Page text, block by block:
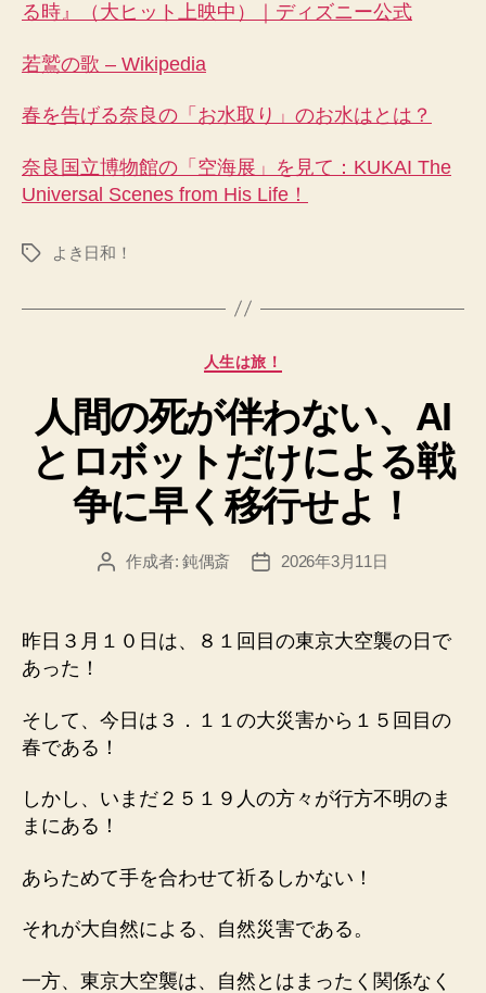
る時』（大ヒット上映中）｜ディズニー公式
若鷲の歌 – Wikipedia
春を告げる奈良の「お水取り」のお水はとは？
奈良国立博物館の「空海展」を見て：KUKAI The
Universal Scenes from His Life！
タ
よき日和！
カ
ゴ
リ
ー
人生は旅！
人間の死が伴わない、AI
とロボットだけによる戦
争に早く移行せよ！
投
作成者: 鈍偶斎
投
2026年3月11日
昨日３月１０日は、８１回目の東京大空襲の日で
あった！
そして、今日は３．１１の大災害から１５回目の
春である！
しかし、いまだ２５１９人の方々が行方不明のま
まにある！
あらためて手を合わせて祈るしかない！
それが大自然による、自然災害である。
一方、東京大空襲は、自然とはまったく関係なく